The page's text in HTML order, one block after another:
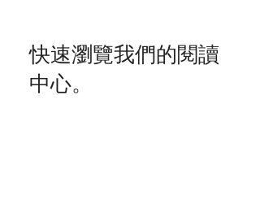
快速瀏覽我們的閱讀
中心。